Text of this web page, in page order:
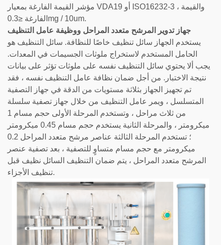
مؤشر القيمة الفارغة بمعيار VDA19 أو ISO16232-3 ، والقيمة
الفارغة ≤0.3mg / 10um.
جهاز تدوير المرشح متعدد المراحل ووظيفة عامل التنظيف
يستخدم الجهاز سائل تنظيف خاصًا للنظافة. سائل التنظيف هو
الحامل المستخدم لاستخراج ملوثات الجسيمات في المعدات.
يجب ألا يحتوي سائل التنظيف نفسه على ملوثات تؤثر على بيانات
نتيجة الاختبار. من أجل ضمان نظافة عامل التنظيف نفسه ، فقد
تم تجهيز الجهاز بثلاثة مستويات من الدقة في جهاز التصفية
المتسلسل ، ويمر عامل التنظيف من خلال جهاز تصفية سلسلة
من ثلاث مراحل ، وتستخدم المرحلة الأولى حجم مسام 1
ميكرومتر ، والمرحلة الثانية يستخدم حجم مسام 0.45 ميكرومتر
؛ تستخدم المرحلة الثالثة عناصر مرشح متعدد المراحل 0.2
ميكرومتر مع حجم مسام متساوٍ للتصفية ، بعد تصفية عنصر
المرشح متعدد المراحل ، يتم ضمان التنظيف السائل نظيف قبل
تنظيف الأجزاء.